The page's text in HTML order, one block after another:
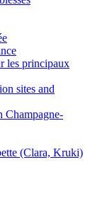
les principaux
sites and
Champagne-
(Clara, Kruki)